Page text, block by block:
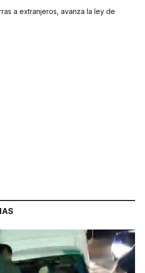
a extranjeros, avanza la ley de